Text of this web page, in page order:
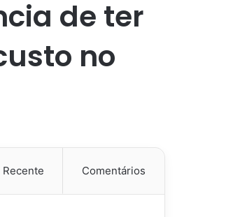
de ter
no
Recente Comentários